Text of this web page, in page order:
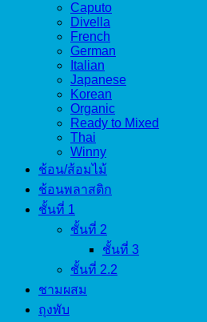
Caputo
Divella
French
German
Italian
Japanese
Korean
Organic
Ready to Mixed
Thai
Winny
ช้อน/ส้อมไม้
ช้อนพลาสติก
ชั้นที่ 1
ชั้นที่ 2
ชั้นที่ 3
ชั้นที่ 2.2
ชามผสม
ถุงพับ